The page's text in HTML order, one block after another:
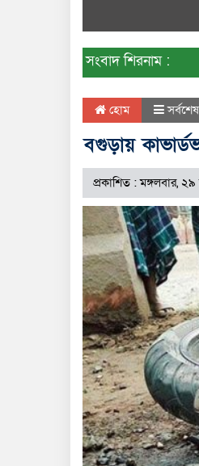
সংবাদ শিরনাম :
হোম
বগুড়ায়
প্রকাশিত : মঙ্গলবার, ২৯